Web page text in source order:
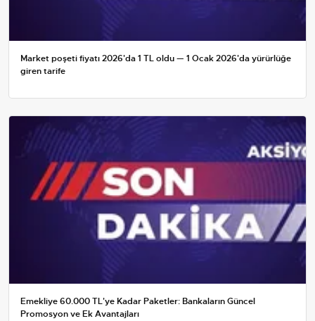
Market poşeti fiyatı 2026'da 1 TL oldu — 1 Ocak 2026'da yürürlüğe
giren tarife
Emekliye 60.000 TL'ye Kadar Paketler: Bankaların Güncel
Promosyon ve Ek Avantajları